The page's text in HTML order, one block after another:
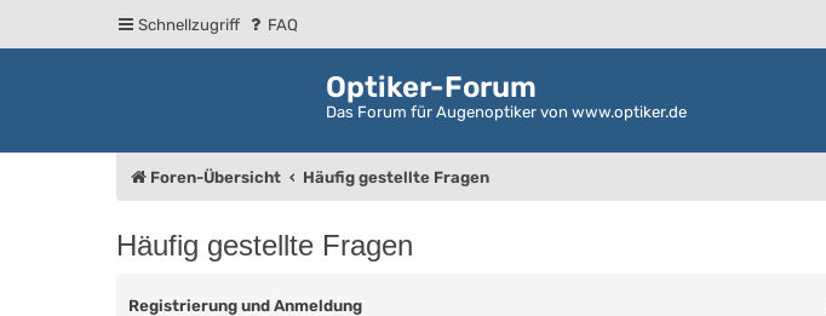
Schnellzugriff FAQ
Optiker-Forum
Das Forum für Augenoptiker von www.optiker.de
Foren-Übersicht Häufig gestellte Fragen
Häufig gestellte Fragen
Registrierung und Anmeldung